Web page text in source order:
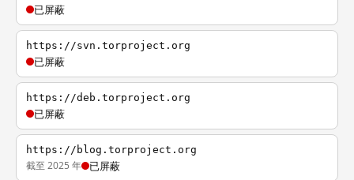
已屏蔽
https://svn.torproject.org
已屏蔽
https://deb.torproject.org
已屏蔽
https://blog.torproject.org
截至 2025 年 已屏蔽